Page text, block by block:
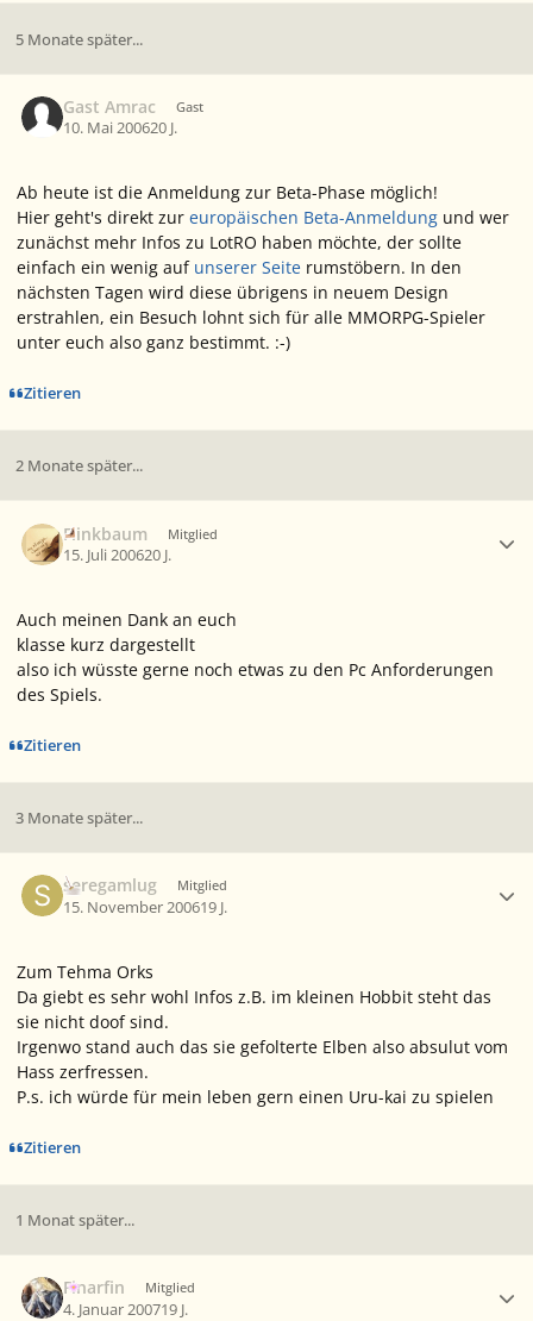
5 Monate später...
Gast Amrac Gast
10. Mai 200620 J.
Ab heute ist die Anmeldung zur Beta-Phase möglich!
Hier geht's direkt zur europäischen Beta-Anmeldung und wer
zunächst mehr Infos zu LotRO haben möchte, der sollte
einfach ein wenig auf unserer Seite rumstöbern. In den
nächsten Tagen wird diese übrigens in neuem Design
erstrahlen, ein Besuch lohnt sich für alle MMORPG-Spieler
unter euch also ganz bestimmt. :-)
Zitieren
2 Monate später...
Flinkbaum Mitglied
15. Juli 200620 J.
Auch meinen Dank an euch
klasse kurz dargestellt
also ich wüsste gerne noch etwas zu den Pc Anforderungen
des Spiels.
Zitieren
3 Monate später...
seregamlug Mitglied
15. November 200619 J.
Zum Tehma Orks
Da giebt es sehr wohl Infos z.B. im kleinen Hobbit steht das
sie nicht doof sind.
Irgenwo stand auch das sie gefolterte Elben also absulut vom
Hass zerfressen.
P.s. ich würde für mein leben gern einen Uru-kai zu spielen
Zitieren
1 Monat später...
Finarfin Mitglied
4. Januar 200719 J.